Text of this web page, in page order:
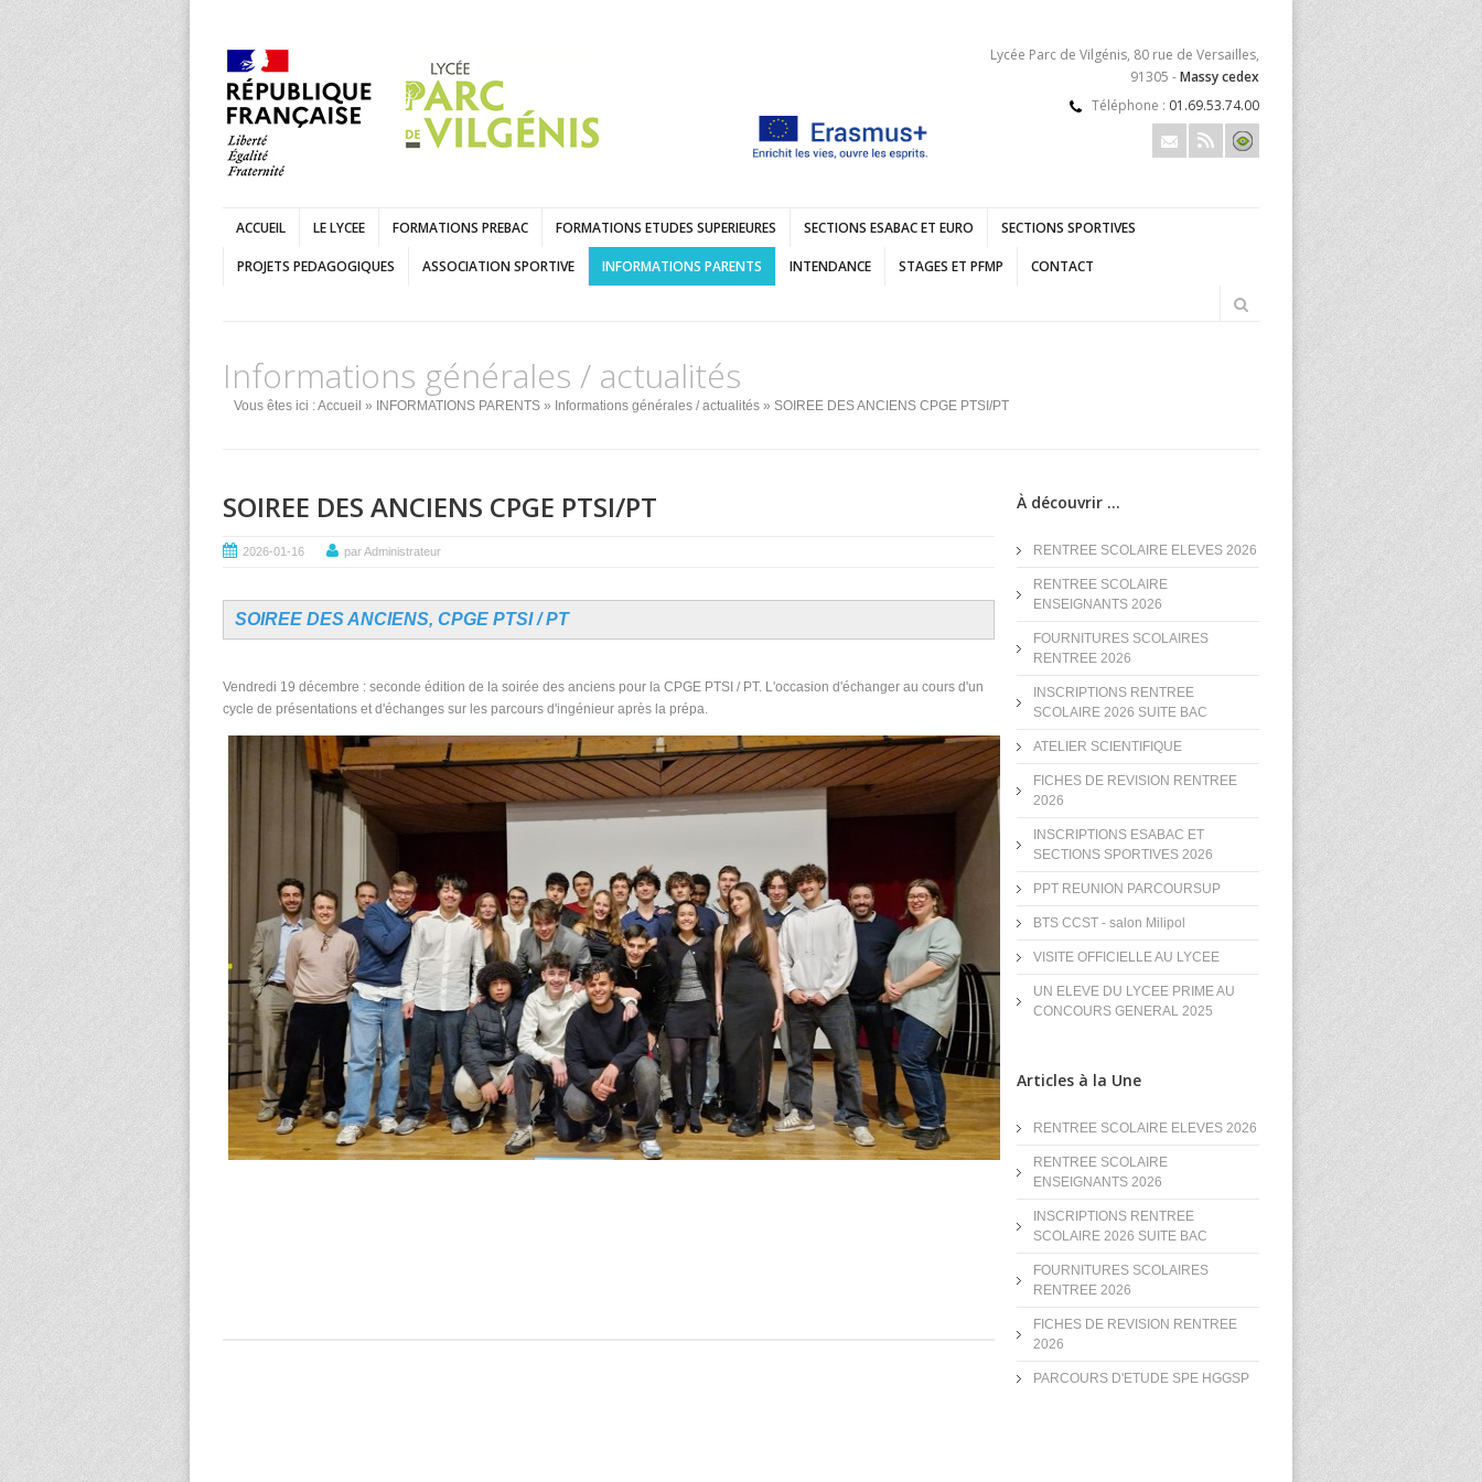
Lycée Parc de Vilgénis, 80 rue de Versailles,
91305 -Massy cedex
Téléphone : 01.69.53.74.00
ACCUEIL LE LYCEE FORMATIONS PREBAC FORMATIONS ETUDES SUPERIEURES SECTIONS ESABAC ET EURO SECTIONS SPORTIVES
PROJETS PEDAGOGIQUES ASSOCIATION SPORTIVE INFORMATIONS PARENTS INTENDANCE STAGES ET PFMP CONTACT
Informations générales / actualités
Vous êtes ici :Accueil » INFORMATIONS PARENTS » Informations générales / actualités » SOIREE DES ANCIENS CPGE PTSI/PT
SOIREE DES ANCIENS CPGE PTSI/PT
2026-01-16 par Administrateur
SOIREE DES ANCIENS, CPGE PTSI / PT
Vendredi 19 décembre : seconde édition de la soirée des anciens pour la CPGE PTSI / PT. L'occasion d'échanger au cours d'un
cycle de présentations et d'échanges sur les parcours d'ingénieur après la prépa.
À découvrir ...
RENTREE SCOLAIRE ELEVES 2026
RENTREE SCOLAIRE
ENSEIGNANTS 2026
FOURNITURES SCOLAIRES
RENTREE 2026
INSCRIPTIONS RENTREE
SCOLAIRE 2026 SUITE BAC
ATELIER SCIENTIFIQUE
FICHES DE REVISION RENTREE
2026
INSCRIPTIONS ESABAC ET
SECTIONS SPORTIVES 2026
PPT REUNION PARCOURSUP
BTS CCST - salon Milipol
VISITE OFFICIELLE AU LYCEE
UN ELEVE DU LYCEE PRIME AU
CONCOURS GENERAL 2025
Articles à la Une
RENTREE SCOLAIRE ELEVES 2026
RENTREE SCOLAIRE
ENSEIGNANTS 2026
INSCRIPTIONS RENTREE
SCOLAIRE 2026 SUITE BAC
FOURNITURES SCOLAIRES
RENTREE 2026
FICHES DE REVISION RENTREE
2026
PARCOURS D'ETUDE SPE HGGSP